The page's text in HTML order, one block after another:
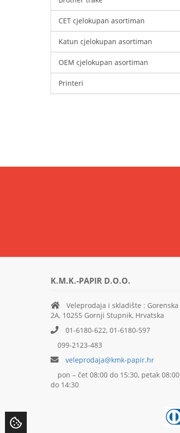
CET cjelokupan asortiman
Katun cjelokupan asortiman
OEM cjelokupan asortiman
Printeri
K.M.K.-PAPIR D.O.O.
Veleprodaja i skladište : Gorenska
2A, 10255 Gornji Stupnik, Hrvatska
01-6180-622, 01-6180-597
099-2123-483
veleprodaja@kmk-papir.hr
pon – čet 08:00 do 15:30, petak 08:00
do 14:30